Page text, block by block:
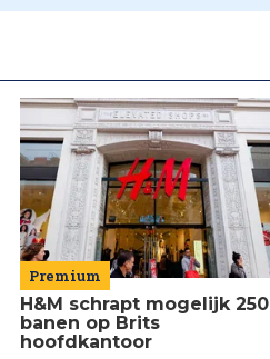
Premium
H&M schrapt mogelijk 250
banen op Brits
hoofdkantoor